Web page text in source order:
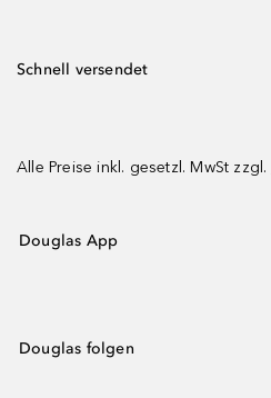
Schnell versendet
Alle Preise inkl. gesetzl. MwSt zzgl.
Douglas App
Douglas folgen